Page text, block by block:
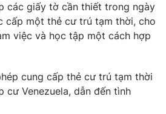
các giấy tờ cần thiết trong ngày
cấp một thẻ cư trú tạm thời, cho
việc và học tập một cách hợp
cung cấp thẻ cư trú tạm thời
cư Venezuela, dẫn đến tình